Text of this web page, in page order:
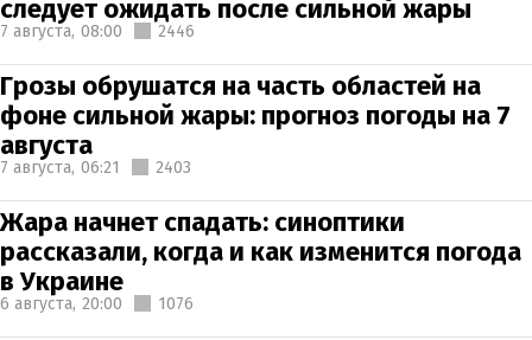
следует ожидать после сильной жары
7 августа, 08:00 2446
Грозы обрушатся на часть областей на
фоне сильной жары: прогноз погоды на 7
августа
7 августа, 06:21 2403
Жара начнет спадать: синоптики
рассказали, когда и как изменится погода
в Украине
6 августа, 20:00 1076